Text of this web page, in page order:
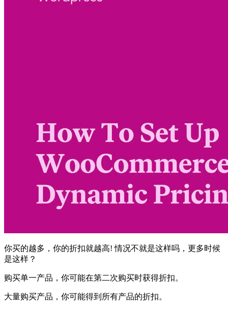
你买的越多，你的折扣就越高! 情况不就是这样吗，更多时候
是这样？
购买单一产品，你可能在第二次购买时获得折扣。
大量购买产品，你可能得到所有产品的折扣。